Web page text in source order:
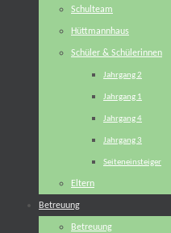
Schulteam
Hüttmannhaus
Schüler & Schülerinnen
Jahrgang 2
Jahrgang 1
Jahrgang 4
Jahrgang 3
Seiteneinsteiger
Eltern
Betreuung
Betreuung